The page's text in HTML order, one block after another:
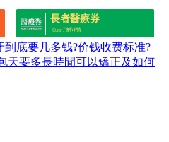
長者醫療券
点击了解详情
底要几多钱?价钱收费标准?
天要多長時間可以矯正及如何